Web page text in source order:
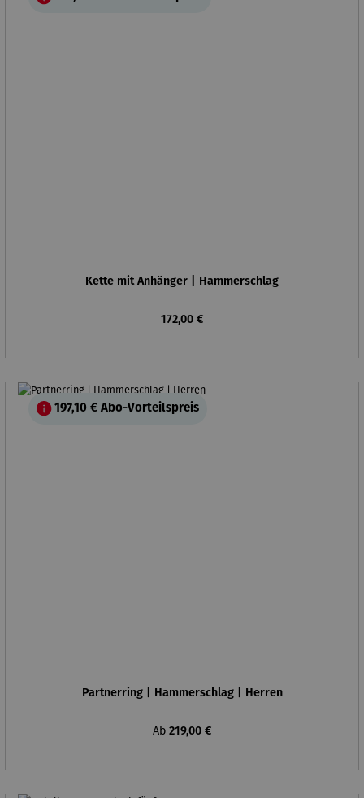
Kette mit Anhänger | Hammerschlag
Regulärer Preis:
172,00 €
197,10 € Abo-Vorteilspreis
Partnerring | Hammerschlag | Herren
Regulärer Preis:
Ab 219,00 €